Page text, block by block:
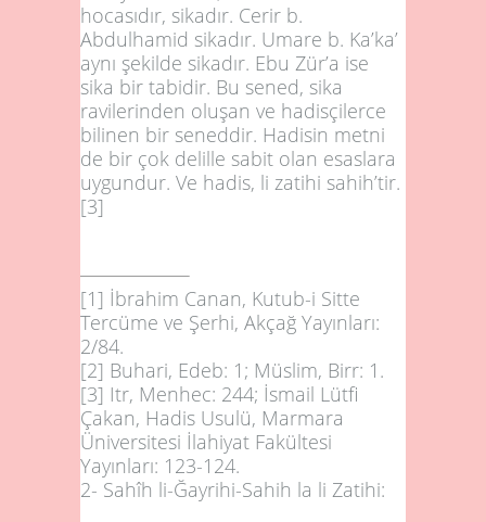
hocasıdır, sikadır. Cerir b.
Abdulhamid sikadır. Umare b. Ka’ka’
aynı şekilde sikadır. Ebu Zür’a ise
sika bir tabidir. Bu sened, sika
ravilerinden oluşan ve hadisçilerce
bilinen bir seneddir. Hadisin metni
de bir çok delille sabit olan esaslara
uygundur. Ve hadis, li zatihi sahih’tir.
[3]
[1] İbrahim Canan, Kutub-i Sitte
Tercüme ve Şerhi, Akçağ Yayınları:
2/84.
[2] Buhari, Edeb: 1; Müslim, Birr: 1.
[3] Itr, Menhec: 244; İsmail Lütfi
Çakan, Hadis Usulü, Marmara
Üniversitesi İlahiyat Fakültesi
Yayınları: 123-124.
2- Sahîh li-Ğayrihi-Sahih la li Zatihi: